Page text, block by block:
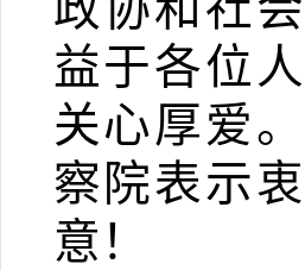
益于各位
关心厚爱
察院表示
意！